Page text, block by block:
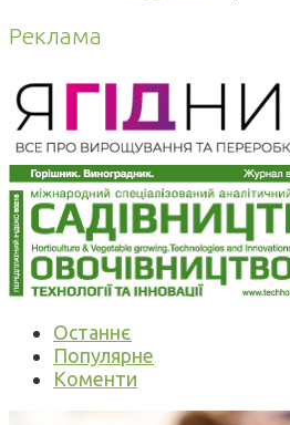
Реклама
Останнє
Популярне
Коменти